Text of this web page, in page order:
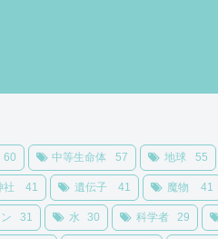
60 中等生命体 57 地球 55
社 41 遺伝子 41 魔物 41
31 水 30 科学者 29